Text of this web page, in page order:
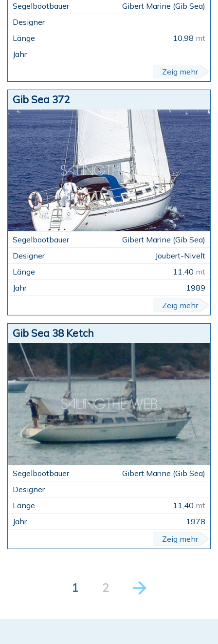
Gibert Marine (Gib Sea)
10,98 mt
Zeig mehr
Gib Sea 372
Gibert Marine (Gib Sea)
Joubert-Nivelt
11,40 mt
1989
Zeig mehr
Gib Sea 38 Ketch
Gibert Marine (Gib Sea)
11,40 mt
1978
Zeig mehr
1 2